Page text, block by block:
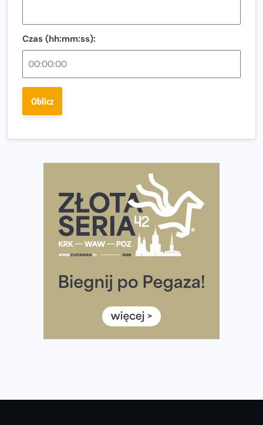
Amazfit Balance 3: Kompleksowe narzędzie dla biegacza
i zawodnika Hyrox?
Regeneracja w bieganiu. Co warto o niej wiedzieć?
Ostatnie wolne miejsca na jubileuszowy Bieg
dniu.
wybiera wyzwanie trzech największych maratonów w
Praska 5k Run gospodarzem Mistrzostw Polski
Największy Bieg Powstania Warszawskiego w historii.
Ponad 12 tysięcy uczestników pobiegło dla Bohaterów!
Tętno vs tempo – czym kierować się w bieganiu?
Co ma dużo białka? Produkty, które warto włączyć do
Rozbiegany Olsztyn szykuje się na weekend z
Już w tę sobotę 35. Bieg Powstania Warszawskiego.
Wystartuje rekordowa liczba uczestników
Czas (hh:mm:ss):
Oblicz